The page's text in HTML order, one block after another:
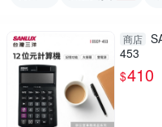
商店
453
$410